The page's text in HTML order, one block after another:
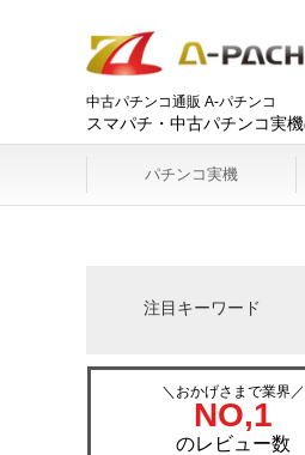
中古パチンコ通販 A-パチンコ
スマパチ・中古パチンコ実
パチンコ実機
注目キーワード
＼おかげさまで業界／
NO,1
のレビュー数